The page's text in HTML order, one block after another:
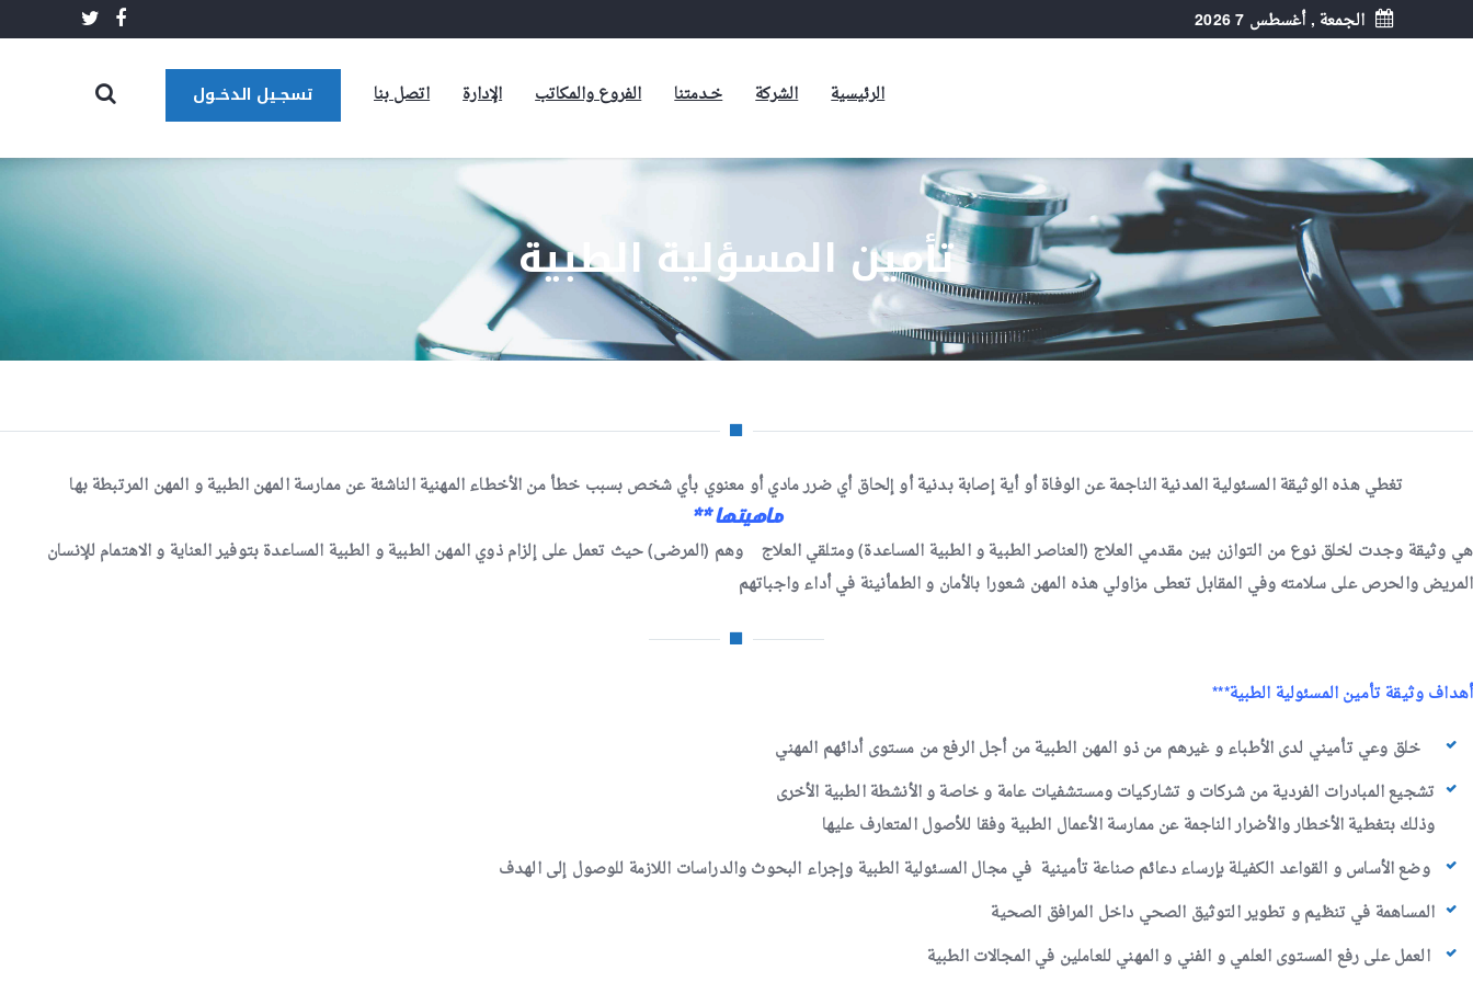
الجمعة , أغسطس 7 2026
الرئيسية الشركة خـدمتنا الفروع والمكاتب الإدارة اتصل بنا تسجــيل الدخــول
تأمين المسؤلية الطبية
تغطي هذه الوثيقة المسئولية المدنية الناجمة عن الوفاة أو أية إصابة بدنية أو إلحاق أي ضرر مادي أو معنوي بأي شخص بسبب خطأ من الأخطاء المهنية الناشئة عن ممارسة المهن الطبية و المهن المرتبطة بها
ماهيتها **
هي وثيقة وجدت لخلق نوع من التوازن بين مقدمي العلاج (العناصر الطبية و الطبية المساعدة) ومتلقي العلاج وهم (المرضى) حيث تعمل على إلزام ذوي المهن الطبية و الطبية المساعدة بتوفير العناية و الاهتمام للإنسان
المريض والحرص على سلامته وفي المقابل تعطى مزاولي هذه المهن شعورا بالأمان و الطمأنينة في أداء واجباتهم
أهداف وثيقة تأمين المسئولية الطبية***
خلق وعي تأميني لدى الأطباء و غيرهم من ذو المهن الطبية من أجل الرفع من مستوى أدائهم المهني
تشجيعالمبادرات الفردية من شركات و تشاركيات ومستشفيات عامة و خاصة و الأنشطة الطبية الأخرى
وذلك بتغطية الأخطار والأضرار الناجمة عن ممارسة الأعمال الطبية وفقا للأصول المتعارف عليها
وضع الأساس و القواعد الكفيلة بإرساء دعائم صناعة تأمينية في مجال المسئولية الطبية وإجراء البحوث والدراسات اللازمة للوصول إلى الهدف
المساهمة في تنظيم و تطوير التوثيق الصحي داخل المرافق الصحية
العمل على رفع المستوى العلمي و الفني و المهني للعاملين في المجالات الطبية